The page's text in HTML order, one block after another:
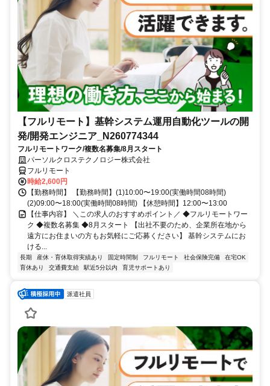
【フルリモート】基幹システム運用自動化ツールの開
発/開発エンジニア_N260774344
フルリモートワーク/複数名募集/8月スタート
パーソルクロステクノロジー株式会社
フルリモート
時給2,600円
【勤務時間】 【勤務時間】(1)10:00〜19:00(実働時間08時間)
(2)09:00〜18:00(実働時間08時間) 【休憩時間】12:00〜13:00
【仕事内容】 ＼この求人のおすすめポイント／ ◆フルリモートワー
ク ◆複数名募集 ◆8月スタート 【出社不要のため、企業所在地から
遠方にお住まいの方もお気軽にご応募ください】 基幹システムにお
ける...
長期 産休・育休取得実績あり 固定時間制 フルリモート 社会保険完備
在宅OK
育休あり
交通費支給 駅近5分以内 育児サポートあり
派遣社員